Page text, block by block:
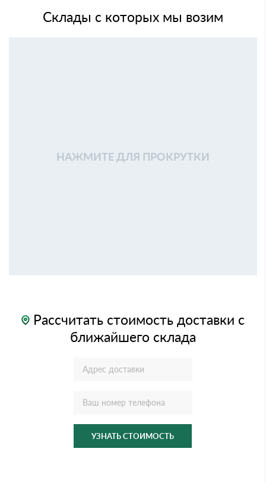
Склады с которых мы возим
НАЖМИТЕ ДЛЯ ПРОКРУТКИ
Рассчитать стоимость доставки с
ближайшего склада
УЗНАТЬ СТОИМОСТЬ